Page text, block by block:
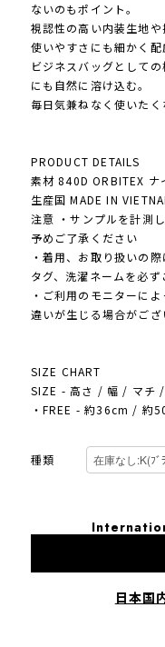
ないのもポイント。
視認性の高い内装生地
使いやすさにも細かく配
ビジネスバッグとして
にも自然に溶け込む。
毎日気兼ねなく使いたく
PRODUCT DETAILS
素材 840D ORBITEX ナ
生産国 MADE IN
注意 ・サンプルを計測
予めご了承ください
・着用、お取り扱いの
タグ、洗濯ネームを必ず
・ご利用のモニターに
違いが生じる場合がござ
SIZE CHART
SIZE - 高さ / 幅 / マチ /
・FREE - 約36cm /
種類
日本国